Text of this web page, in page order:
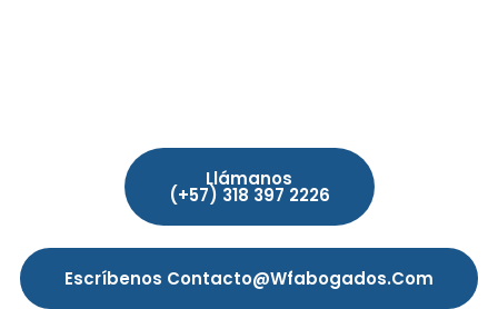
Llámanos
(+57) 318 397 2226
Escríbenos Contacto@wfabogados.com